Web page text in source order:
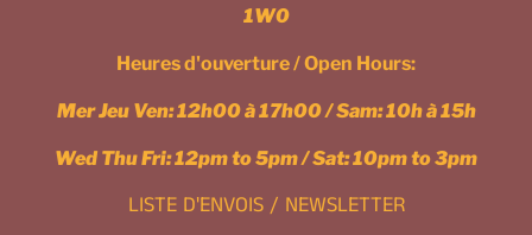
1W0
Heures d'ouverture / Open Hours:
Mer Jeu Ven: 12h00 à 17h00 / Sam: 10h à 15h
Wed Thu Fri: 12pm to 5pm / Sat: 10pm to 3pm
LISTE D'ENVOIS / NEWSLETTER